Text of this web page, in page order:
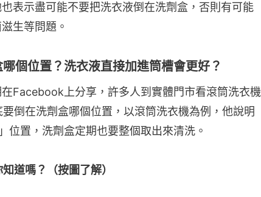
表示盡可能不要把洗衣液倒在洗劑盒，否則有可能
生等問題。
個位置？洗衣液直接加進筒槽會更好？
Facebook上分享，許多人到實體門市看滾筒洗衣機
倒在洗劑盒哪個位置，以滾筒洗衣機為例，他說明
位置，洗劑盒定期也要整個取出來清洗。
道嗎？（按圖了解）